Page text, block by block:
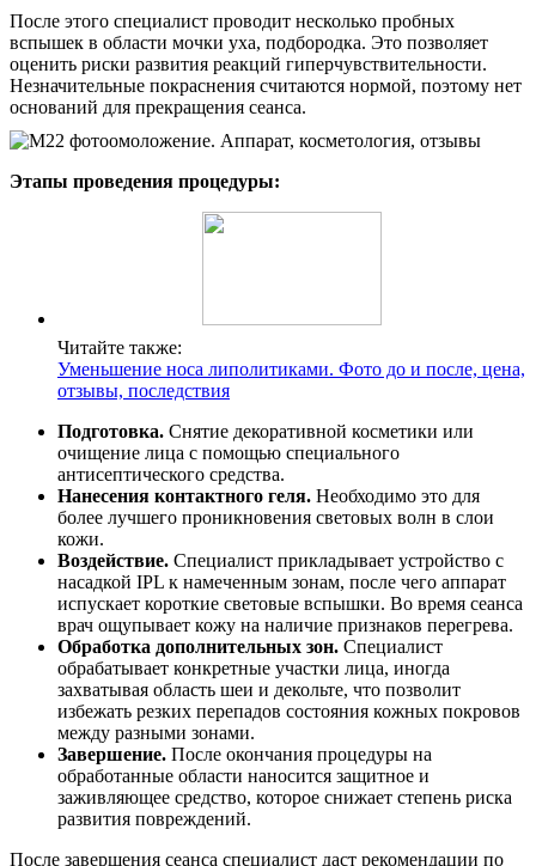
После этого специалист проводит несколько пробных
вспышек в области мочки уха, подбородка. Это позволяет
оценить риски развития реакций гиперчувствительности.
Незначительные покраснения считаются нормой, поэтому нет
оснований для прекращения сеанса.
Этапы проведения процедуры:
Читайте также:
Уменьшение носа липолитиками. Фото до и после, цена,
отзывы, последствия
Подготовка. Снятие декоративной косметики или
очищение лица с помощью специального
антисептического средства.
Нанесения контактного геля. Необходимо это для
более лучшего проникновения световых волн в слои
кожи.
Воздействие. Специалист прикладывает устройство с
насадкой IPL к намеченным зонам, после чего аппарат
испускает короткие световые вспышки. Во время сеанса
врач ощупывает кожу на наличие признаков перегрева.
Обработка дополнительных зон. Специалист
обрабатывает конкретные участки лица, иногда
захватывая область шеи и декольте, что позволит
избежать резких перепадов состояния кожных покровов
между разными зонами.
Завершение. После окончания процедуры на
обработанные области наносится защитное и
заживляющее средство, которое снижает степень риска
развития повреждений.
После завершения сеанса специалист даст рекомендации по